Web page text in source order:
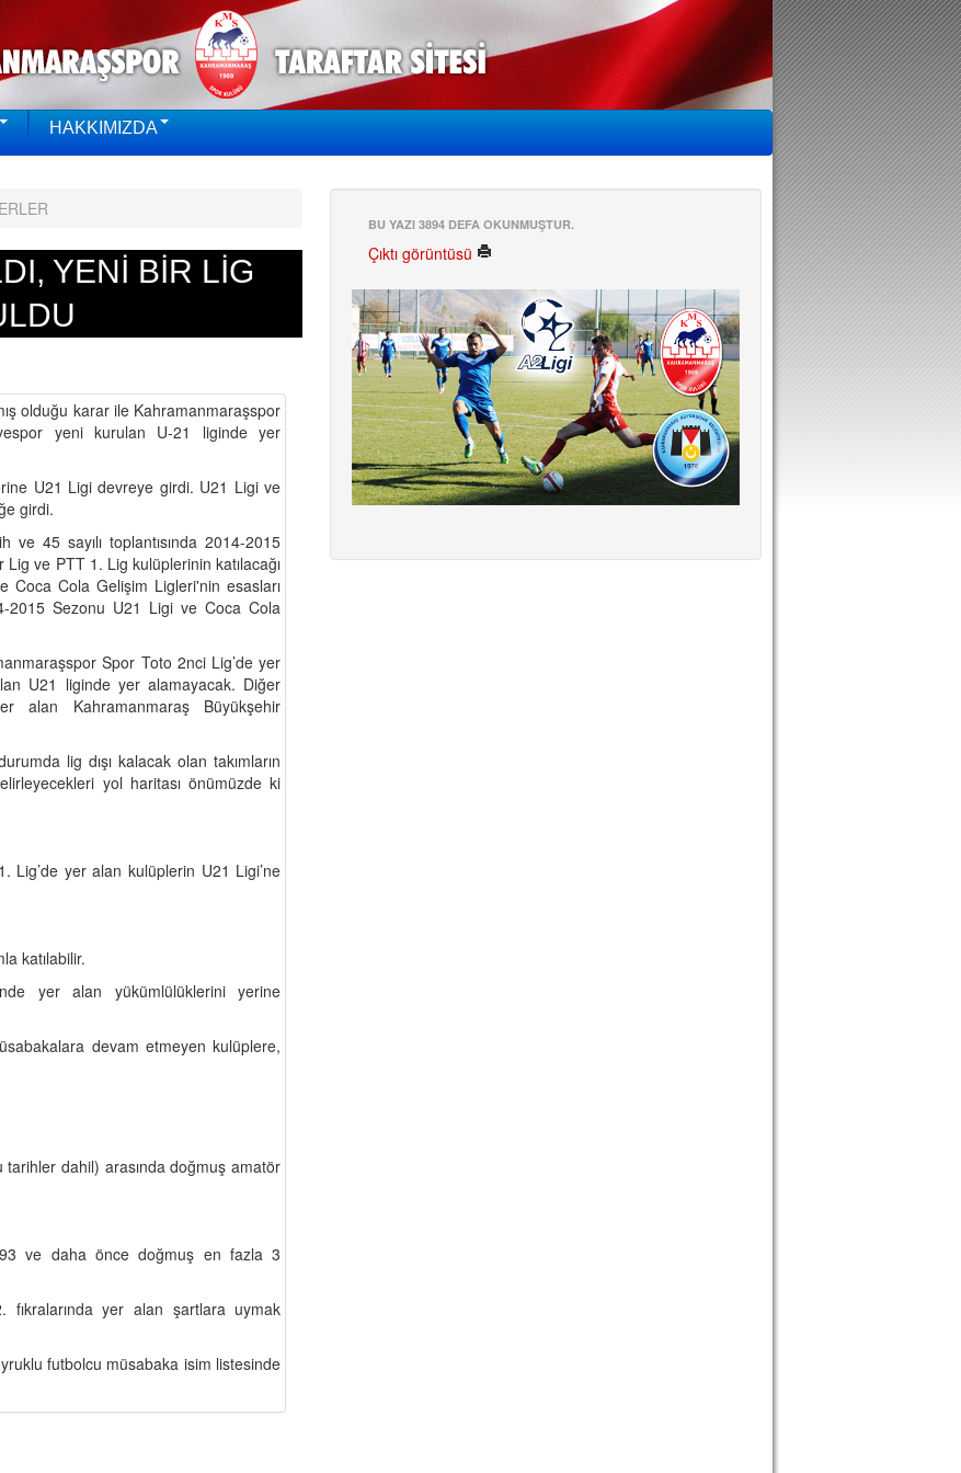
HAKKIMIZDA
YENİ BİR LİG
olduğu karar ile Kahramanmaraşspor
yeni kurulan U-21 liginde yer
U21 Ligi devreye girdi. U21 Ligi ve
girdi.
45 sayılı toplantısında 2014-2015
ve PTT 1. Lig kulüplerinin katılacağı
Coca Cola Gelişim Ligleri'nin esasları
2015 Sezonu U21 Ligi ve Coca Cola
Spor Toto 2nci Lig’de yer
U21 liginde yer alamayacak. Diğer
Kahramanmaraş Büyükşehir
lig dışı kalacak olan takımların
yol haritası önümüzde ki
yer alan kulüplerin U21 Ligi’ne
katılabilir.
yer alan yükümlülüklerini yerine
devam etmeyen kulüplere,
dahil) arasında doğmuş amatör
ve daha önce doğmuş en fazla 3
yer alan şartlara uymak
futbolcu müsabaka isim listesinde
BU YAZI 3894 DEFA OKUNMUŞTUR.
Çıktı görüntüsü